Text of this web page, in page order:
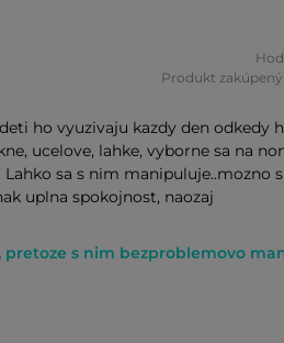
Produkt zakúpený
ho vyuzivaju kazdy den odkedy
ucelove, lahke, vyborne sa na
sa s nim manipuluje..mozno
uplna spokojnost, naozaj
s nim bezproblemovo